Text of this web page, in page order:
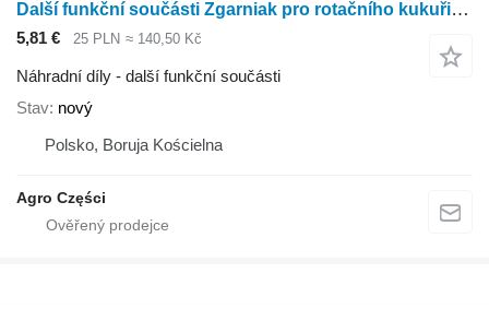
Další funkční součásti Zgarniak pro rotačního kukuřičného adaptéru Kemper 345, 360
5,81 € 25 PLN ≈ 140,50 Kč
Náhradní díly - další funkční součásti
Stav nový
Polsko, Boruja Kościelna
Agro Części